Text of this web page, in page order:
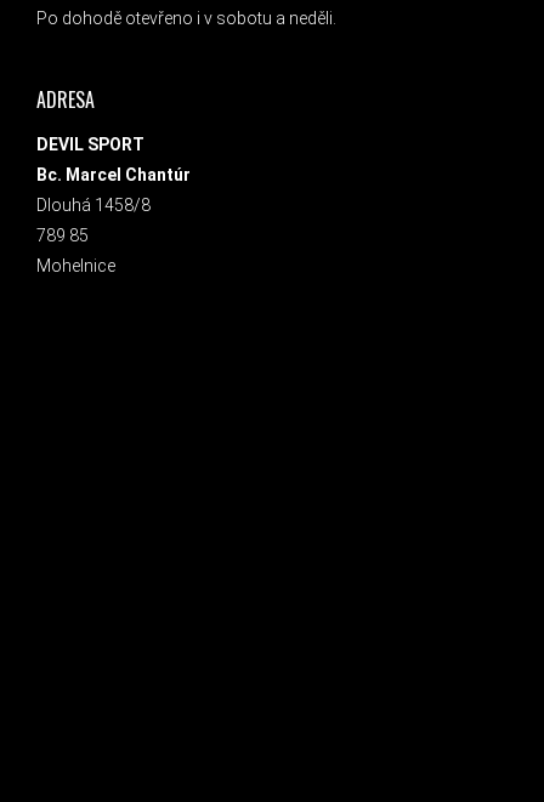
Po dohodě otevřeno i v sobotu a neděli.
ADRESA
DEVIL SPORT
Bc. Marcel Chantúr
Dlouhá 1458/8
789 85
Mohelnice